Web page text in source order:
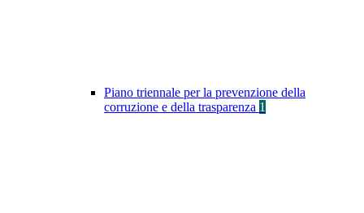
Piano triennale per la prevenzione della
corruzione e della trasparenza 1